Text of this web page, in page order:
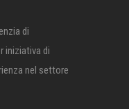
di
iniziativa di
nel settore